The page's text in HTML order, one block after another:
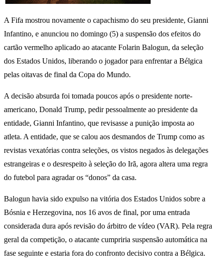
A Fifa mostrou novamente o capachismo do seu presidente, Gianni
Infantino, e anunciou no domingo (5) a suspensão dos efeitos do
cartão vermelho aplicado ao atacante Folarin Balogun, da seleção
dos Estados Unidos, liberando o jogador para enfrentar a Bélgica
pelas oitavas de final da Copa do Mundo.
A decisão absurda foi tomada poucos após o presidente norte-
americano, Donald Trump, pedir pessoalmente ao presidente da
entidade, Gianni Infantino, que revisasse a punição imposta ao
atleta. A entidade, que se calou aos desmandos de Trump como as
revistas vexatórias contra seleções, os vistos negados às delegações
estrangeiras e o desrespeito à seleção do Irã, agora altera uma regra
do futebol para agradar os “donos” da casa.
Balogun havia sido expulso na vitória dos Estados Unidos sobre a
Bósnia e Herzegovina, nos 16 avos de final, por uma entrada
considerada dura após revisão do árbitro de vídeo (VAR). Pela regra
geral da competição, o atacante cumpriria suspensão automática na
fase seguinte e estaria fora do confronto decisivo contra a Bélgica.